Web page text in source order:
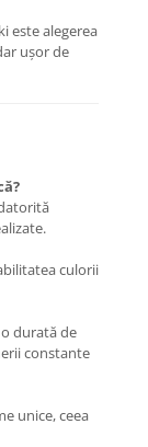
este alegerea
ușor de
culorii
durată de
constante
unice, ceea